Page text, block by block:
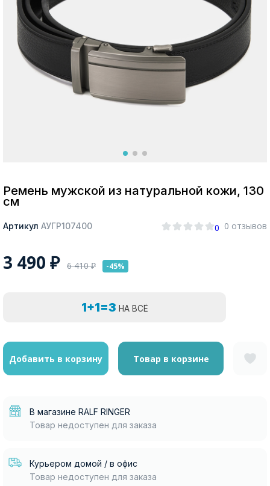
Москва
Ремень мужской из натуральной кожи, 130
см
Артикул АУГР107400 0 0 отзывов
3 490 ₽ 6 410₽ -45%
1+1=3 НА ВСЁ
Добавить в корзину Товар в корзине
В магазине RALF RINGER
Товар недоступен для заказа
Курьером домой / в офис
Товар недоступен для заказа